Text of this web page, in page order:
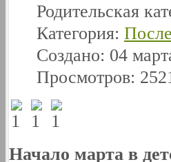
Родительская
Категория:
Создано: 04
Просмотров:
Начало марта в